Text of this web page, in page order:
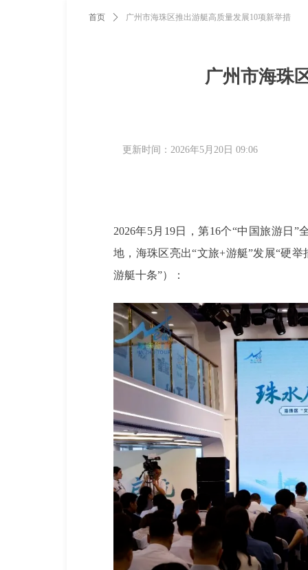
广州市海珠
首页 ꄲ 广州市海珠区推出游艇高质量发展10项新举措
2026年5月19日，第16个“中国旅游日
地，海珠区亮出“文旅+游艇”发展“硬
游艇十条”）：
更新时间： 2026年5月20日 09:06